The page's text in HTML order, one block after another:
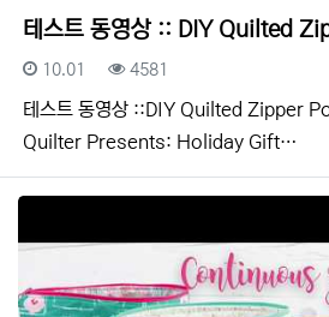
테스트 동영상 :: DIY Quilted
등록일
10.01 조회
4581
테스트 동영상 ::DIY Quilted Zipper
Quilter Presents: Holiday Gift…